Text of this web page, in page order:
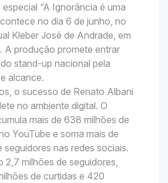
“A Ignorância é uma
no dia 6 de junho, no
Kleber José de Andrade, em
A produção promete entrar
stand-up nacional pela
alcance.
o sucesso de Renato Albani
no ambiente digital. O
mais de 638 milhões de
YouTube e soma mais de
seguidores nas redes sociais.
2,7 milhões de seguidores,
de curtidas e 420